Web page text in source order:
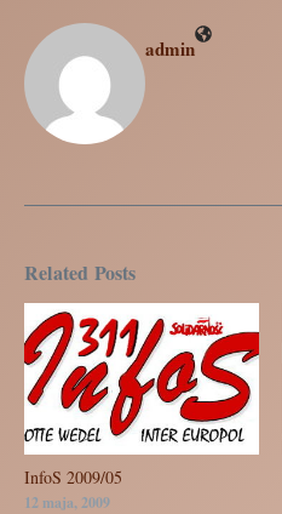
admin
Related Posts
InfoS 2009/05
12 maja, 2009